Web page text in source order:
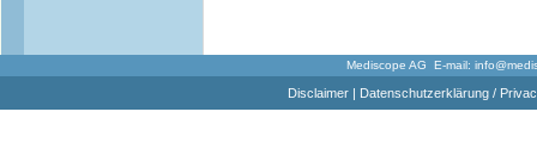
Mediscope AG E-mail:
Disclaimer| Datenschutzerklärung /